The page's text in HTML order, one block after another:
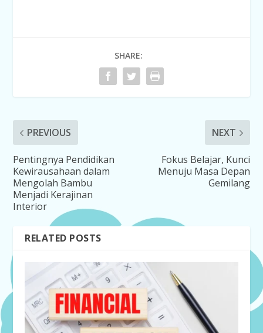
SHARE:
PREVIOUS
Pentingnya Pendidikan
Kewirausahaan dalam
Mengolah Bambu
Menjadi Kerajinan
Interior
NEXT
Fokus Belajar, Kunci
Menuju Masa Depan
Gemilang
RELATED POSTS